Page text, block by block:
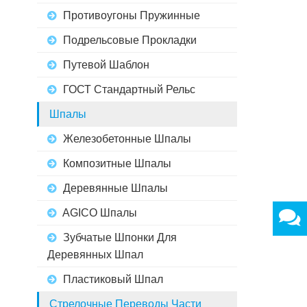
Противоугоны Пружинные
Подрельсовые Прокладки
Путевой Шаблон
ГОСТ Стандартный Рельс
Шпалы
Железобетонные Шпалы
Композитные Шпалы
Деревянные Шпалы
AGICO Шпалы
Зубчатые Шпонки Для
Деревянных Шпал
Пластиковый Шпал
Стрелочные Переводы Части